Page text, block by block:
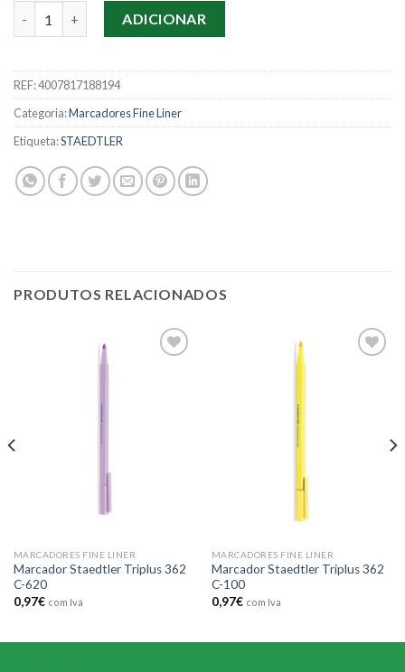
ADICIONAR
REF:4007817188194
Categoria:Marcadores Fine Liner
Etiqueta:STAEDTLER
PRODUTOS RELACIONADOS
MARCADORES FINE LINER
Marcador Staedtler Triplus 362
C-620
0,97€ com Iva
MARCADORES FINE LINER
Marcador Staedtler Triplus 362
C-100
0,97€ com Iva